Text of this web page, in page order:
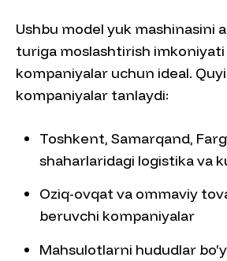
Ushbu model yuk mashinasini
turiga moslashtirish imkoniyati
kompaniyalar uchun ideal.
kompaniyalar tanlaydi:
Toshkent, Samarqand,
shaharlaridagi logistika va
Oziq-ovqat va ommaviy
beruvchi kompaniyalar
Mahsulotlarni hududlar